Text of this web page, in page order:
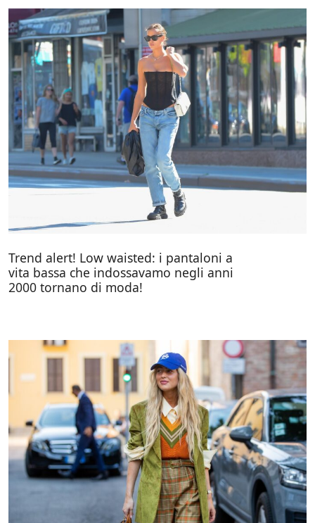
Trend alert! Low waisted: i pantaloni a
vita bassa che indossavamo negli anni
2000 tornano di moda!